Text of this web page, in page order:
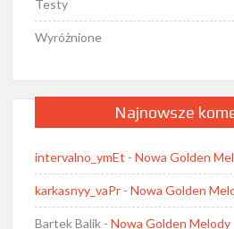
Testy
Wyróżnione
Najnowsze
intervalno_ymEt -Nowa Golden
karkasnyy_vaPr -Nowa Golden
Bartek Balik -Nowa Golden Melody